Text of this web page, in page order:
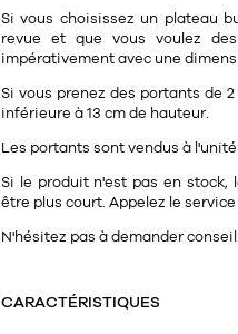
Si vous choisissez un plateau
revue et que vous voulez
impérativement avec une
Si vous prenez des portants de
inférieure à 13 cm de hauteur.
Les portants sont vendus à l'unité
Si le produit n'est pas en stock,
être plus court. Appelez le
N'hésitez pas à demander conseil
CARACTÉRISTIQUES